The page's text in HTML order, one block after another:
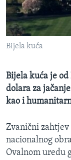
MAGAZIN
O GLASU
Learning English
PRATITE NAS
Jezici
Bijela kuća
Bijela kuća je
dolara za
kao i
Zvanični
nacionalnog
Ovalnom uredu